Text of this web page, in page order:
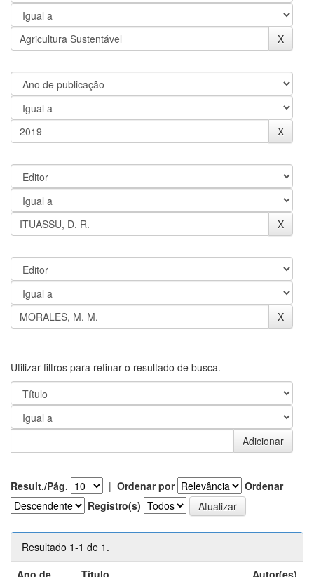
Utilizar filtros para refinar o resultado de busca.
Result./Pág. | Ordenar por
Ordenar
Registro(s)
Resultado 1-1 de 1.
Ano de
Título Autor(es)